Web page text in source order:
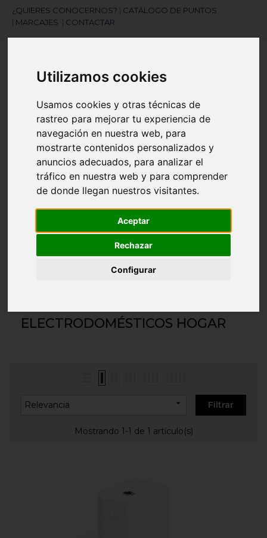
Utilizamos cookies
Usamos cookies y otras técnicas de
rastreo para mejorar tu experiencia de
navegación en nuestra web, para
mostrarte contenidos personalizados y
anuncios adecuados, para analizar el
tráfico en nuestra web y para comprender
de donde llegan nuestros visitantes.
Aceptar
Rechazar
Configurar
¿QUIERES CONOCERNOS?
CATÁLOGO DE PUNTOS
MARCAJES CONTACTAR
¿Necesitas ayuda?
945 121 003
Navegación
Artículos (0)
search
HOGAR Y DECORACIÓN
ELECTRODOMÉSTICOS HOGAR
Relevancia  Filtrar
Mostrando 1-1 de 1 artículo(s)